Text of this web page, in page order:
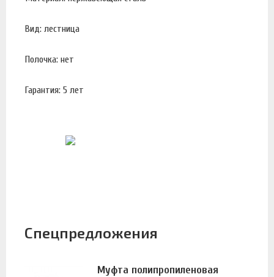
Вид: лестница
Полочка: нет
Гарантия: 5 лет
Спецпредложения
Муфта полипропиленовая